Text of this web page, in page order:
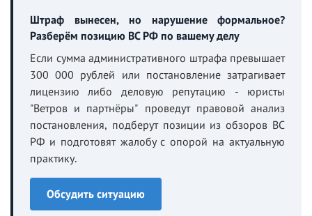
Штраф вынесен, но нарушение формальное?
Разберём позицию ВС РФ по вашему делу
Если сумма административного штрафа превышает
300 000 рублей или постановление затрагивает
лицензию либо деловую репутацию - юристы
"Ветров и партнёры" проведут правовой анализ
постановления, подберут позиции из обзоров ВС
РФ и подготовят жалобу с опорой на актуальную
практику.
Обсудить ситуацию